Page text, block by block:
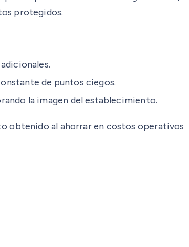
protegidos.
de puntos ciegos.
la imagen del establecimiento.
obtenido al ahorrar en costos operativos